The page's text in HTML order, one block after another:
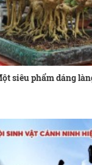
siêu phẩm dáng